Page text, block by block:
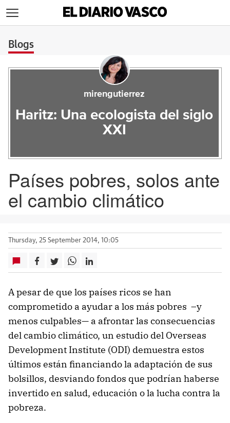
Blogs
mirengutierrez
Haritz: Una ecologista del siglo
XXI
Países pobres, solos ante
el cambio climático
Thursday, 25 September 2014, 10:05
A pesar de que los países ricos se han
comprometido a ayudar a los más pobres –y
menos culpables— a afrontar las consecuencias
del cambio climático, un estudio del Overseas
Development Institute (ODI) demuestra estos
últimos están financiando la adaptación de sus
bolsillos, desviando fondos que podrían haberse
invertido en salud, educación o la lucha contra la
pobreza.